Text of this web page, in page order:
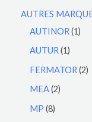
AUTRES
AUTINOR 1
AUTUR 1
FERMATOR 2
MEA 2
MP 8